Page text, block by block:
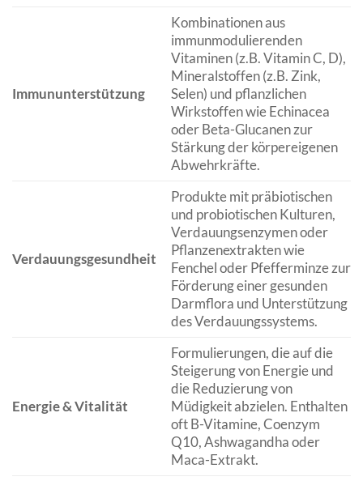
Immununterstützung
Kombinationen aus
immunmodulierenden
Vitaminen (z.B. Vitamin C, D),
Mineralstoffen (z.B. Zink,
Selen) und pflanzlichen
Wirkstoffen wie Echinacea
oder Beta-Glucanen zur
Stärkung der körpereigenen
Abwehrkräfte.
Verdauungsgesundheit
Produkte mit präbiotischen
und probiotischen Kulturen,
Verdauungsenzymen oder
Pflanzenextrakten wie
Fenchel oder Pfefferminze zur
Förderung einer gesunden
Darmflora und Unterstützung
des Verdauungssystems.
Energie & Vitalität
Formulierungen, die auf die
Steigerung von Energie und
die Reduzierung von
Müdigkeit abzielen. Enthalten
oft B-Vitamine, Coenzym
Q10, Ashwagandha oder
Maca-Extrakt.